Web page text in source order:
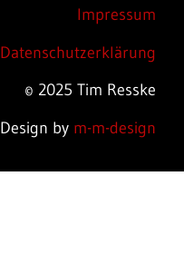
Impressum
Datenschutzerklärung
© 2025 Tim Resske
Design by m-m-design